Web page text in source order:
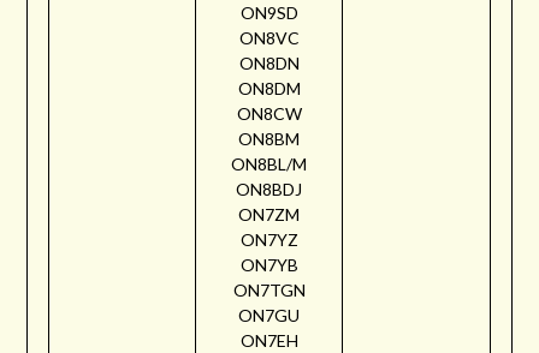
ON9SD
ON8VC
ON8DN
ON8DM
ON8CW
ON8BM
ON8BL/M
ON8BDJ
ON7ZM
ON7YZ
ON7YB
ON7TGN
ON7GU
ON7EH